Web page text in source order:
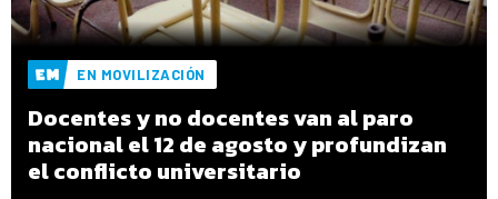
EN MOVILIZACIÓN
Docentes y no docentes van al paro
nacional el 12 de agosto y profundizan
el conflicto universitario